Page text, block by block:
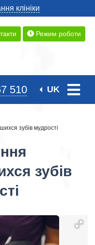
клініки
Режим роботи
510 UK
зубів мудрості
зубів